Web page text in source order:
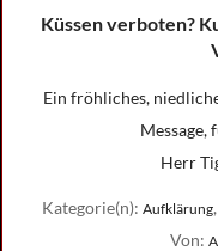
Küssen verboten?
Ein fröhliches,
Message,
Herr
Kategorie(n): Aufklärung,
Von: